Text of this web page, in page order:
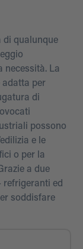
di qualunque
necessità. La
per
di
possono
e le
o per la
a due
refrigeranti ed
soddisfare